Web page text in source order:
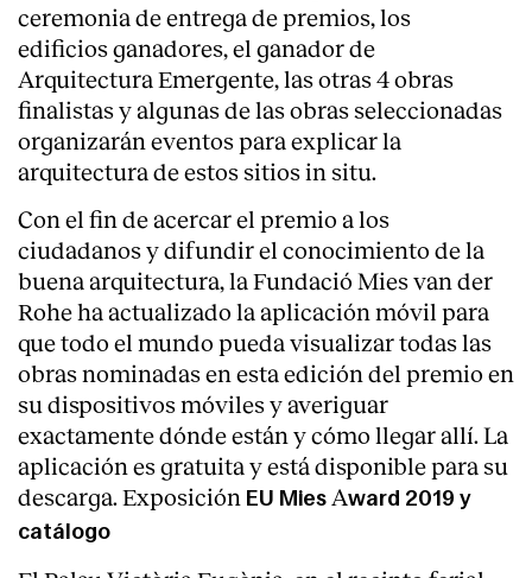
ceremonia de entrega de premios, los
edificios ganadores, el ganador de
Arquitectura Emergente, las otras 4 obras
finalistas y algunas de las obras seleccionadas
organizarán eventos para explicar la
arquitectura de estos sitios in situ.
Con el fin de acercar el premio a los
ciudadanos y difundir el conocimiento de la
buena arquitectura, la Fundació Mies van der
Rohe ha actualizado la aplicación móvil para
que todo el mundo pueda visualizar todas las
obras nominadas en esta edición del premio en
su dispositivos móviles y averiguar
exactamente dónde están y cómo llegar allí. La
aplicación es gratuita y está disponible para su
descarga. Exposición EU Mies Award 2019 y
catálogo